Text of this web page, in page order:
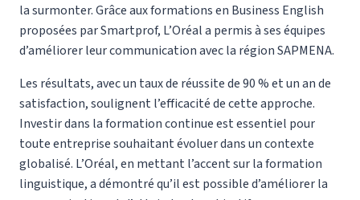
la surmonter. Grâce aux formations en Business English
proposées par Smartprof, L’Oréal a permis à ses équipes
d’améliorer leur communication avec la région SAPMENA.
Les résultats, avec un taux de réussite de 90 % et un an de
satisfaction, soulignent l’efficacité de cette approche.
Investir dans la formation continue est essentiel pour
toute entreprise souhaitant évoluer dans un contexte
globalisé. L’Oréal, en mettant l’accent sur la formation
linguistique, a démontré qu’il est possible d’améliorer la